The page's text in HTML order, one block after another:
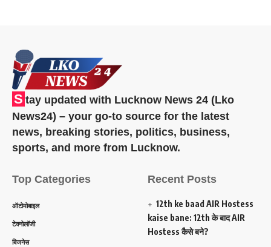
S tay updated with Lucknow News 24 (Lko
News24) – your go-to source for the latest
news, breaking stories, politics, business,
sports, and more from Lucknow.
Top Categories
ऑटोमोबाइल
टेक्नोलॉजी
बिजनेस
Recent Posts
12th ke baad AIR Hostess
kaise bane: 12th के बाद AIR
Hostess कैसे बने?